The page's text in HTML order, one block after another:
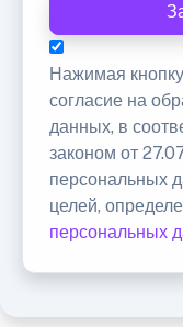
Нажимая
согласие на
данных, в
законом от
персональных
целей,
персональных